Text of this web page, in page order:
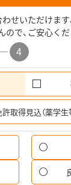
せいただけます
で、ご安心くだ
4
取得見込（薬学生